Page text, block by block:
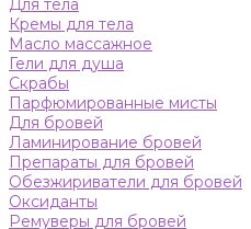
Для тела
Кремы для тела
Масло массажное
Гели для душа
Скрабы
Парфюмированные мисты
Для бровей
Ламинирование бровей
Препараты для бровей
Обезжириватели для бровей
Оксиданты
Ремуверы для бровей